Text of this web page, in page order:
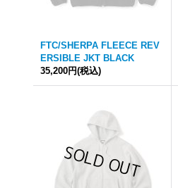
FTC/SHERPA FLEECE REV
ERSIBLE JKT BLACK
35,200円(税込)